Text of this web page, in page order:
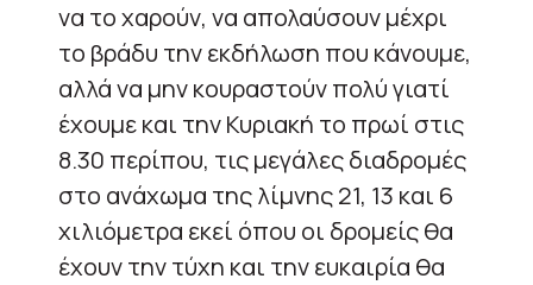
να το χαρούν, να απολαύσουν μέχρι
το βράδυ την εκδήλωση που κάνουμε,
αλλά να μην κουραστούν πολύ γιατί
έχουμε και την Κυριακή το πρωί στις
8.30 περίπου, τις μεγάλες διαδρομές
στο ανάχωμα της λίμνης 21, 13 και 6
χιλιόμετρα εκεί όπου οι δρομείς θα
έχουν την τύχη και την ευκαιρία θα